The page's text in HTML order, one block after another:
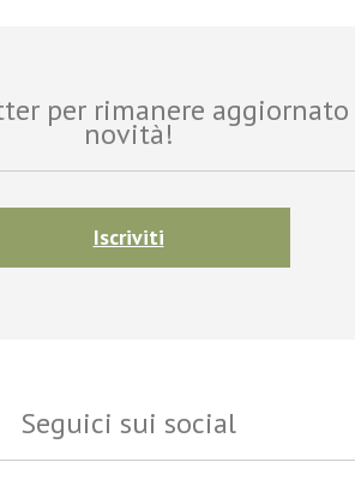
per rimanere
novità!
Iscriviti
Seguici sui social